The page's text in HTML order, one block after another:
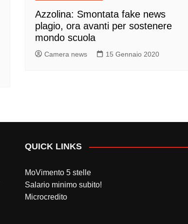
Azzolina: Smontata fake news
plagio, ora avanti per sostenere
mondo scuola
Camera news 15 Gennaio 2020
QUICK LINKS
MoVimento 5 stelle
Salario minimo subito!
Microcredito